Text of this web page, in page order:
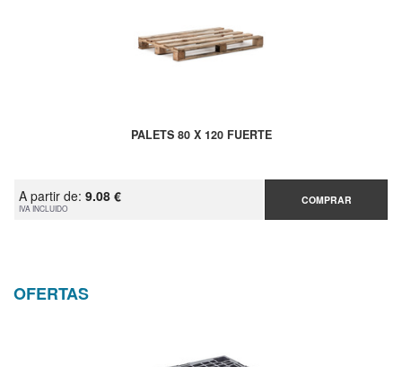
PALETS 80 X 120 FUERTE
A partir de: 9.08 €
IVA INCLUIDO
COMPRAR
OFERTAS